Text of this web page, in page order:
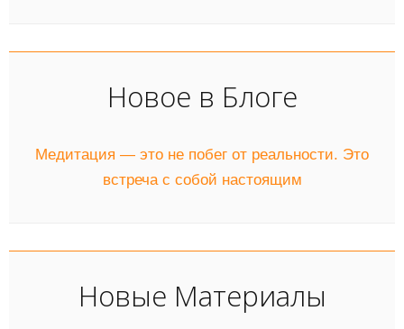
Новое в Блоге
Медитация — это не побег от реальности. Это
встреча с собой настоящим
Новые Материалы